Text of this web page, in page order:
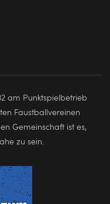
am Punktspielbetrieb
Faustballvereinen
Gemeinschaft ist es,
zu sein.